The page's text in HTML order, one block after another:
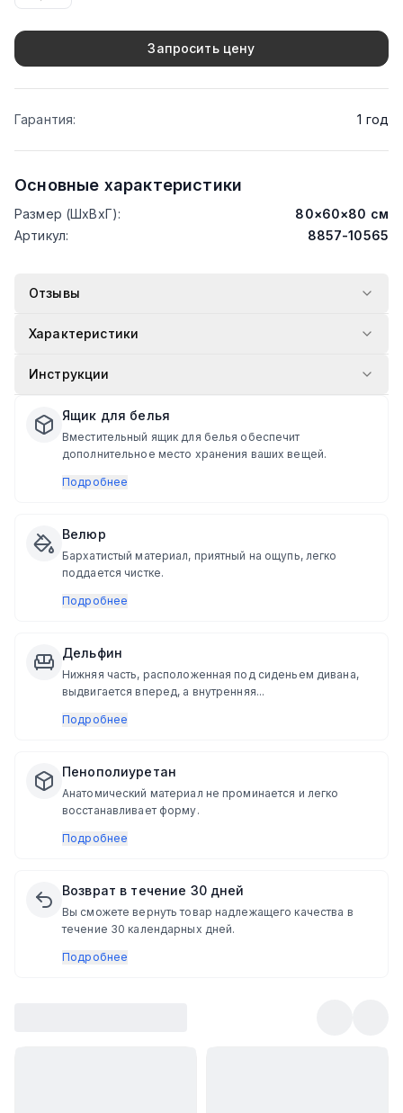
Запросить цену
Гарантия: 1 год
Основные характеристики
Размер (ШхВхГ): 80×60×80 см
Артикул: 8857-10565
Отзывы
Характеристики
Инструкции
Ящик для белья
Вместительный ящик для белья обеспечит
дополнительное место хранения ваших вещей.
Подробнее
Велюр
Бархатистый материал, приятный на ощупь, легко
поддается чистке.
Подробнее
Дельфин
Нижняя часть, расположенная под сиденьем дивана,
выдвигается вперед, а внутренняя...
Подробнее
Пенополиуретан
Анатомический материал не проминается и легко
восстанавливает форму.
Подробнее
Возврат в течение 30 дней
Вы сможете вернуть товар надлежащего качества в
течение 30 календарных дней.
Подробнее